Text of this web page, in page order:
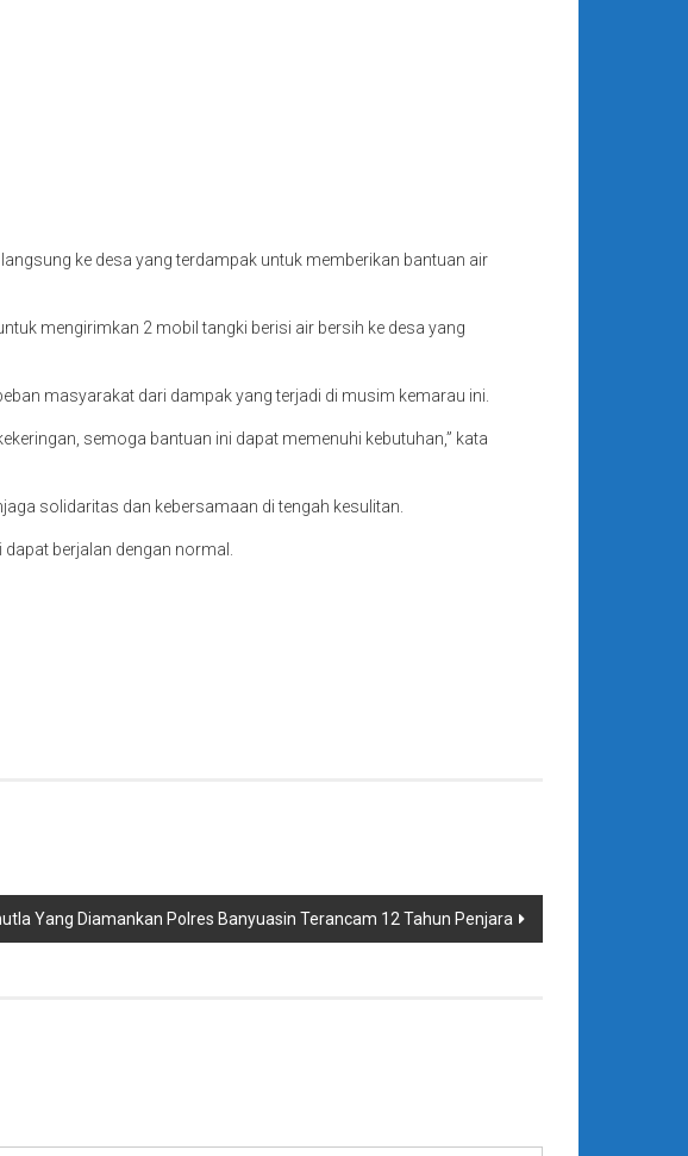
ke desa yang terdampak untuk memberikan bantuan air
mengirimkan 2 mobil tangki berisi air bersih ke desa yang
masyarakat dari dampak yang terjadi di musim kemarau ini.
semoga bantuan ini dapat memenuhi kebutuhan,” kata
solidaritas dan kebersamaan di tengah kesulitan.
berjalan dengan normal.
Yang Diamankan Polres Banyuasin Terancam 12 Tahun Penjara